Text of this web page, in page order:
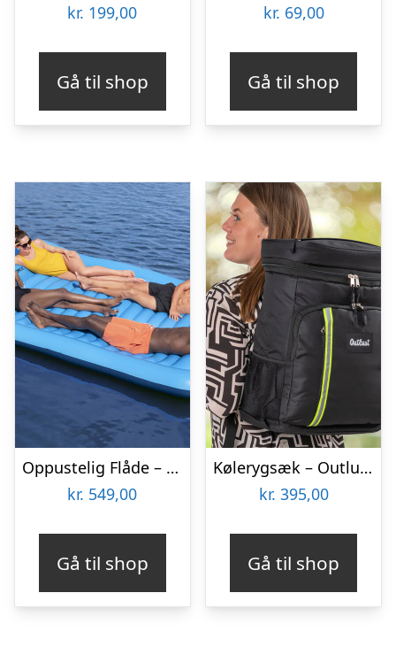
kr. 199,00
Gå til shop
kr. 69,00
Gå til shop
Oppustelig Flåde – Bestway Sun Soaker
kr. 549,00
Gå til shop
Kølerygsæk – Outlust
kr. 395,00
Gå til shop